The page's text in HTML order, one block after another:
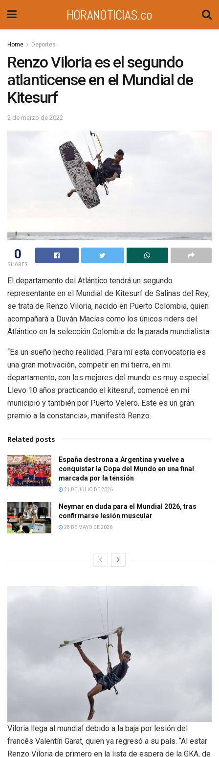
HORANOTICIAS.co
Home Deportes
Renzo Viloria es el segundo
atlanticense en el Mundial de
Kitesurf
2 de marzo de 2022
0
SHARES
El departamento del Atlántico tendrá un segundo
representante en el Mundial de Kitesurf de Salinas del Rey;
se trata de Renzo Viloria, nacido en Puerto Colombia, quien
acompañará a Duván Macías como los únicos riders del
Atlántico en la selección Colombia de la parada mundialista.
“Es un sueño hecho realidad. Para mí esta convocatoria es
una gran motivación, competir en mi tierra, en mi
departamento, con los mejores del mundo es muy especial.
Llevo 10 años practicando el kitesruf, comencé en mi
municipio y también por Puerto Velero. Este es un gran
premio a la constancia», manifestó Renzo.
Related posts
España destrona a Argentina y vuelve a
conquistar la Copa del Mundo en una final
marcada por la tensión
21 DE JULIO DE 2026
Neymar en duda para el Mundial 2026, tras
confirmarse lesión muscular
28 DE MAYO DE 2026
Viloria llega al mundial debido a la baja por lesión del
francés Valentín Garat, quien ya regresó a su país. “Al estar
Renzo Viloria de primero en la lista de espera de la GKA, de